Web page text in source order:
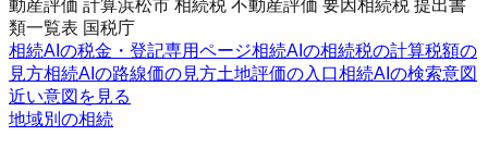
動産評価 計算浜松市 相続税 不動産評価 要因相続税 提出書
類一覧表 国税庁
相続AIの税金・登記専用ページ相続AIの相続税の計算税額の
見方相続AIの路線価の見方土地評価の入口相続AIの検索意図
近い意図を見る
地域別の相続